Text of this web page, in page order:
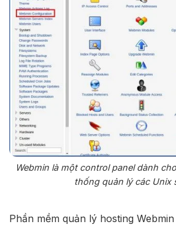
Webmin là một control panel dành
thống quản lý các Unix
Phần mềm quản lý hosting